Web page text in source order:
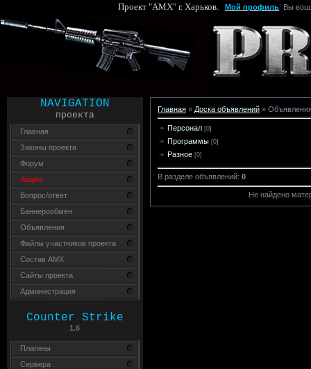
Проект "AMX" г. Харьков. Мой профиль Вы
NAVIGATION
проекта
Главная
Законы проекта
Форум
Акции!
Вопрос/ответ
Баннерообмен
Объявления
Файлы участников проекта
Состав AMX
Сайты проекта
Администрация
Counter Strike
1.6
Плагины
Сервера
Главная » Доска объявлений »
Персонал [0]
Программы [0]
Разное [0]
В разделе объявлений: 0
Не найдено